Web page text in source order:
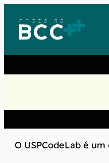
content
O USPCodeLab é